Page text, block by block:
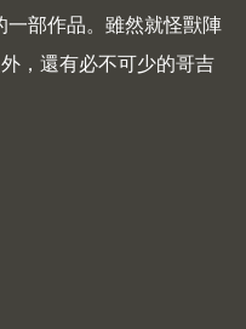
部作品。雖然就怪獸陣
，還有必不可少的哥吉